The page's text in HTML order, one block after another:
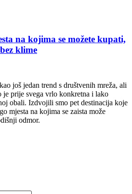
na kojima se možete kupati,
klime
još jedan trend s društvenih mreža, ali
je prije svega vrlo konkretna i lako
obali. Izdvojili smo pet destinacija koje
mjesta na kojima se zaista može
odmor.